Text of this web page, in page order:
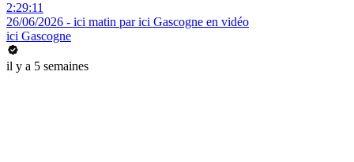
2:29:11
26/06/2026 - ici matin par ici Gascogne en vidéo
ici Gascogne
il y a 5 semaines